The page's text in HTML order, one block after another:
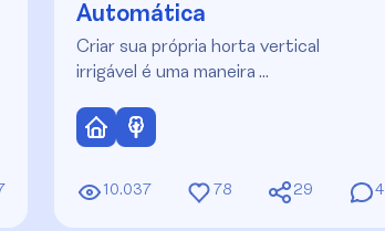
7
Automática
Criar sua própria horta vertical
irrigável é uma maneira …
10.037 78 29 4